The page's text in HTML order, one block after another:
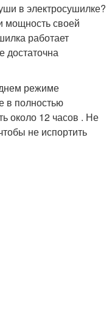
в электросушилке?
мощность своей
работает
достаточна
режиме
в полностью
около 12 часов . Не
не испортить